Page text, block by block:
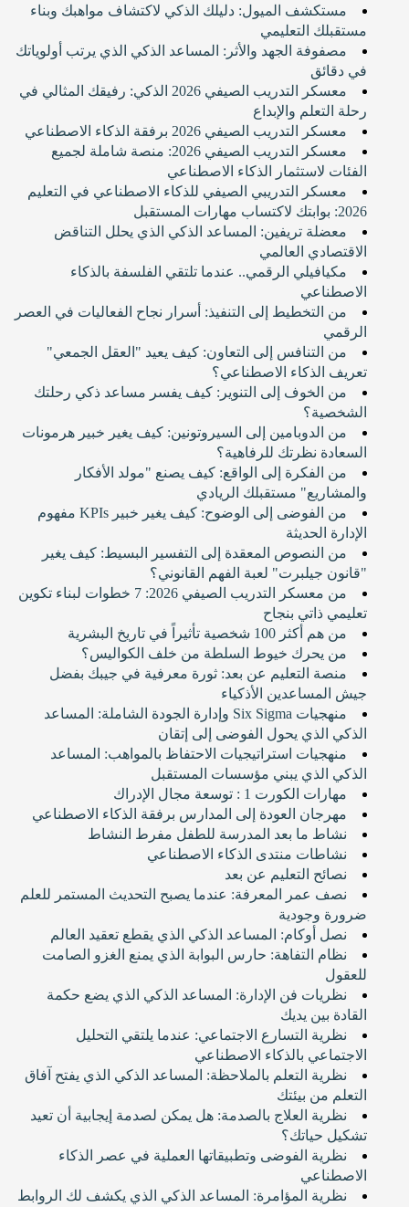
مستكشف الميول: دليلك الذكي لاكتشاف مواهبك وبناء
مستقبلك التعليمي
مصفوفة الجهد والأثر: المساعد الذكي الذي يرتب أولوياتك
في دقائق
معسكر التدريب الصيفي 2026 الذكي: رفيقك المثالي في
رحلة التعلم والإبداع
معسكر التدريب الصيفي 2026 برفقة الذكاء الاصطناعي
معسكر التدريب الصيفي 2026: منصة شاملة لجميع
الفئات لاستثمار الذكاء الاصطناعي
معسكر التدريبي الصيفي للذكاء الاصطناعي في التعليم
2026: بوابتك لاكتساب مهارات المستقبل
معضلة تريفين: المساعد الذكي الذي يحلل التناقض
الاقتصادي العالمي
مكيافيلي الرقمي.. عندما تلتقي الفلسفة بالذكاء
الاصطناعي
من التخطيط إلى التنفيذ: أسرار نجاح الفعاليات في العصر
الرقمي
من التنافس إلى التعاون: كيف يعيد "العقل الجمعي"
تعريف الذكاء الاصطناعي؟
من الخوف إلى التنوير: كيف يفسر مساعد ذكي رحلتك
الشخصية؟
من الدوبامين إلى السيروتونين: كيف يغير خبير هرمونات
السعادة نظرتك للرفاهية؟
من الفكرة إلى الواقع: كيف يصنع "مولد الأفكار
والمشاريع" مستقبلك الريادي
من الفوضى إلى الوضوح: كيف يغير خبير KPIs مفهوم
الإدارة الحديثة
من النصوص المعقدة إلى التفسير البسيط: كيف يغير
"قانون جيلبرت" لعبة الفهم القانوني؟
من معسكر التدريب الصيفي 2026: 7 خطوات لبناء تكوين
تعليمي ذاتي بنجاح
من هم أكثر 100 شخصية تأثيراً في تاريخ البشرية
من يحرك خيوط السلطة من خلف الكواليس؟
منصة التعليم عن بعد: ثورة معرفية في جيبك بفضل
جيش المساعدين الأذكياء
منهجيات Six Sigma وإدارة الجودة الشاملة: المساعد
الذكي الذي يحول الفوضى إلى إتقان
منهجيات استراتيجيات الاحتفاظ بالمواهب: المساعد
الذكي الذي يبني مؤسسات المستقبل
مهارات الكورت 1 : توسعة مجال الإدراك
مهرجان العودة إلى المدارس برفقة الذكاء الاصطناعي
نشاط ما بعد المدرسة للطفل مفرط النشاط
نشاطات منتدى الذكاء الاصطناعي
نصائح التعليم عن بعد
نصف عمر المعرفة: عندما يصبح التحديث المستمر للعلم
ضرورة وجودية
نصل أوكام: المساعد الذكي الذي يقطع تعقيد العالم
نظام التفاهة: حارس البوابة الذي يمنع الغزو الصامت
للعقول
نظريات فن الإدارة: المساعد الذكي الذي يضع حكمة
القادة بين يديك
نظرية التسارع الاجتماعي: عندما يلتقي التحليل
الاجتماعي بالذكاء الاصطناعي
نظرية التعلم بالملاحظة: المساعد الذكي الذي يفتح آفاق
التعلم من بيئتك
نظرية العلاج بالصدمة: هل يمكن لصدمة إيجابية أن تعيد
تشكيل حياتك؟
نظرية الفوضى وتطبيقاتها العملية في عصر الذكاء
الاصطناعي
نظرية المؤامرة: المساعد الذكي الذي يكشف لك الروابط